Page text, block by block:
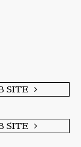
SITE
SITE